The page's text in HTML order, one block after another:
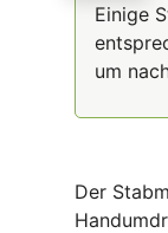
Einige
um
Der